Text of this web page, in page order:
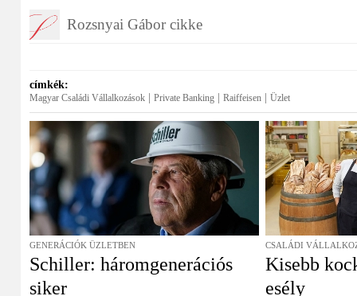
Rozsnyai Gábor cikke
címkék:
Magyar Családi Vállalkozások Private Banking Raiffeisen Üzlet
GENERÁCIÓK ÜZLETBEN
Schiller: háromgenerációs
siker
CSALÁDI
Kisebb
esély